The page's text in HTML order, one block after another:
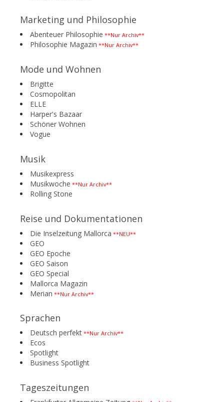
Marketing und Philosophie
Abenteuer Philosophie **Nur Archiv**
Philosophie Magazin **Nur Archiv**
Mode und Wohnen
Brigitte
Cosmopolitan
ELLE
Harper's Bazaar
Schöner Wohnen
Vogue
Musik
Musikexpress
Musikwoche **Nur Archiv**
Rolling Stone
Reise und Dokumentationen
Die Inselzeitung Mallorca **NEU**
GEO
GEO Epoche
GEO Saison
GEO Special
Mallorca Magazin
Merian **Nur Archiv**
Sprachen
Deutsch perfekt **Nur Archiv**
Ecos
Spotlight
Business Spotlight
Tageszeitungen